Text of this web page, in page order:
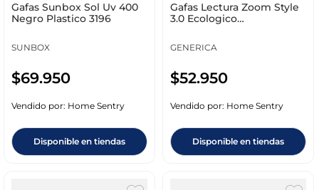
Gafas Sunbox Sol Uv 400
Negro Plastico 3196
SUNBOX
$69.950
Vendido por: Home Sentry
Disponible en tiendas
Gafas Lectura Zoom Style
3.0 Ecologico
GENERICA
$52.950
Vendido por: Home Sentry
Disponible en tiendas